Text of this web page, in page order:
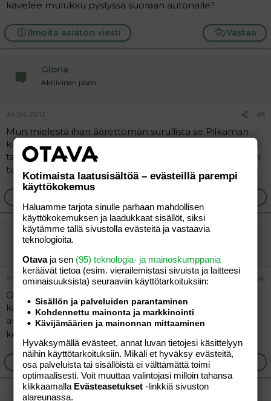
kävelee mulukku pystyssä suoraan autonalle?
Vastaa
Ilmoita asiaton viesti
Gloria
Aktiivinen jäsen
24.04.2012 #5
Mun mielestä ihan äärettömän surullista se Pilkaman
kuolema :'( En normaalisti koskaan itke missään leffassa
tai sarjassa, mutta nyt kyllä itku pääsi. Jotenkin se Niinan
tuska oli niin käsinkosketeltavaa.
"vieras"
Vieras
24.04.2012 #6
Oli kyllä tuo Pertin onnettomuus "huonosti"
käsikirjoitettu. Minkä ihmeen takia Ninni VUOKRASI
auton päästäkseen lentokentältä Helsingin
keskustaan...en keksi mitään "uskottavaa" syytä
Vastaa
Ilmoita asiaton viesti
Kotimaista laatusisältöä – evästeillä parempi
käyttökokemus
Haluamme tarjota sinulle parhaan mahdollisen
käyttökokemuksen ja laadukkaat sisällöt, siksi
käytämme tällä sivustolla evästeitä ja vastaavia
teknologioita.
Otavaja sen (95) teknologia- ja mainoskumppania
keräävät tietoa (esim. vierailemis­tasi sivuista ja laitteesi
ominaisuuk­sista) seuraaviin käyttötarkoituksiin:
Sisällön ja palveluiden parantaminen
Kohdennettu mainonta ja markkinointi
Kävijämäärien ja mainonnan mittaaminen
Hyväksymällä evästeet, annat luvan tietojesi käsittelyyn
näihin käyttötarkoituksiin. Mikäli et hyväksy evästeitä,
osa palveluista tai sisällöistä ei välttämättä toimi
optimaalisesti. Voit muuttaa valintojasi milloin tahansa
klikkaamalla Evästeasetukset -linkkiä sivuston
alareunassa.